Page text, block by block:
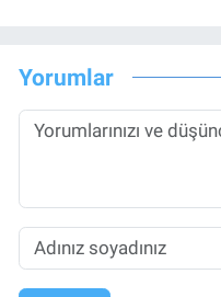
Yorumlar